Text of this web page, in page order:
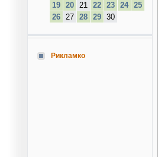
19
20 21 22 23 24
25
26
27 28 29 30
Рикламко